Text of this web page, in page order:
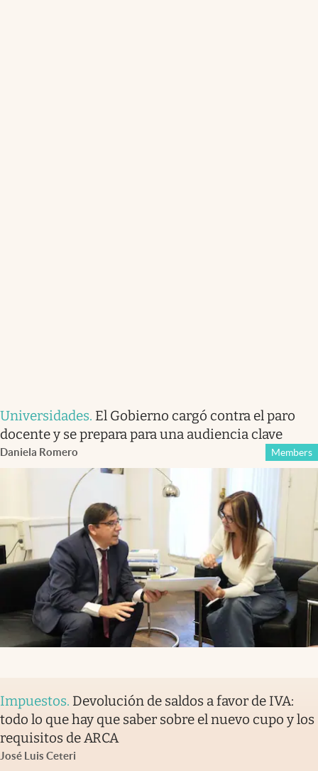
Universidades. El Gobierno cargó contra el paro
docente y se prepara para una audiencia clave
Daniela Romero Members
Impuestos. Devolución de saldos a favor de IVA:
todo lo que hay que saber sobre el nuevo cupo y los
requisitos de ARCA
José Luis Ceteri